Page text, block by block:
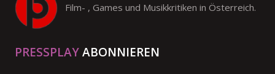
Film- , Games und Musikkritiken in Österreich.
PRESSPLAYABONNIEREN